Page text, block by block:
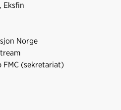
Eksfin
Norge
FMC (sekretariat)